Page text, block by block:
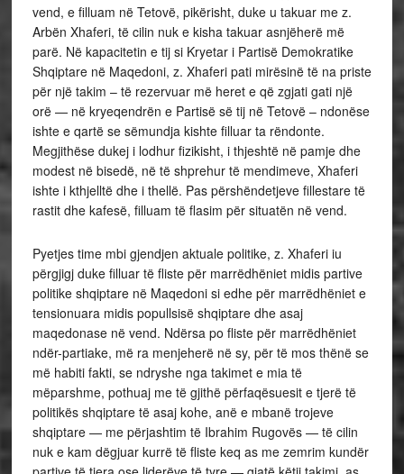
vend, e filluam në Tetovë, pikërisht, duke u takuar me z.
Arbën Xhaferi, të cilin nuk e kisha takuar asnjëherë më
parë. Në kapacitetin e tij si Kryetar i Partisë Demokratike
Shqiptare në Maqedoni, z. Xhaferi pati mirësinë të na priste
për një takim – të rezervuar më heret e që zgjati gati një
orë — në kryeqendrën e Partisë së tij në Tetovë – ndonëse
ishte e qartë se sëmundja kishte filluar ta rëndonte.
Megjithëse dukej i lodhur fizikisht, i thjeshtë në pamje dhe
modest në bisedë, në të shprehur të mendimeve, Xhaferi
ishte i kthjelltë dhe i thellë. Pas përshëndetjeve fillestare të
rastit dhe kafesë, filluam të flasim për situatën në vend.
Pyetjes time mbi gjendjen aktuale politike, z. Xhaferi iu
përgjigj duke filluar të fliste për marrëdhëniet midis partive
politike shqiptare në Maqedoni si edhe për marrëdhëniet e
tensionuara midis popullsisë shqiptare dhe asaj
maqedonase në vend. Ndërsa po fliste për marrëdhëniet
ndër-partiake, më ra menjeherë në sy, për të mos thënë se
më habiti fakti, se ndryshe nga takimet e mia të
mëparshme, pothuaj me të gjithë përfaqësuesit e tjerë të
politikës shqiptare të asaj kohe, anë e mbanë trojeve
shqiptare — me përjashtim të Ibrahim Rugovës — të cilin
nuk e kam dëgjuar kurrë të fliste keq as me zemrim kundër